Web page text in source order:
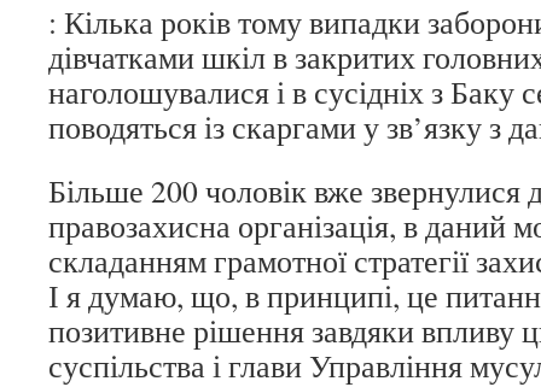
: Кілька років тому випадки
дівчатками шкіл в закритих
наголошувалися і в сусідніх з Баку
поводяться із скаргами у зв’язку з
Більше 200 чоловік вже звернулися
правозахисна організація, в даний
складанням грамотної стратегії
І я думаю, що, в принципі, це
позитивне рішення завдяки впливу
суспільства і глави Управління